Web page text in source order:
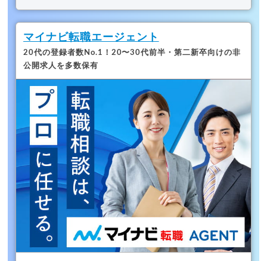
マイナビ転職エージェント
20代の登録者数No.1！ 20〜30代前半・第二新卒向けの非
公開求人を多数保有